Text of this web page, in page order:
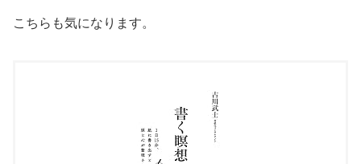
こちらも気になります。